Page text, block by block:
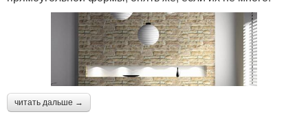
читать дальше →